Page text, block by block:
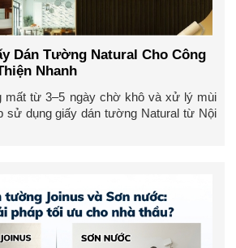
Dán Tường Natural Cho Công
Nhanh
mất từ 3–5 ngày chờ khô và xử lý mùi
sử dụng giấy dán tường Natural từ Nội